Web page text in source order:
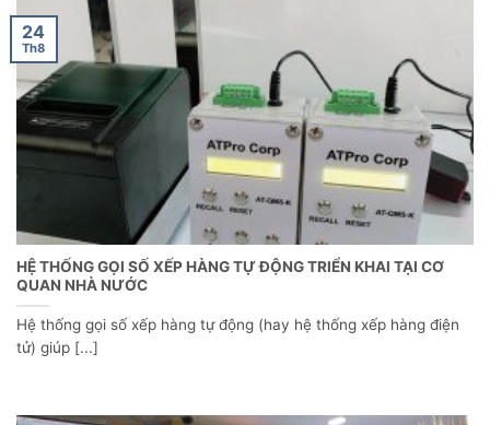
HỆ THỐNG GỌI SỐ XẾP HÀNG TỰ ĐỘNG TRIỂN KHAI TẠI CƠ
QUAN NHÀ NƯỚC
Hệ thống gọi số xếp hàng tự động (hay hệ thống xếp hàng điện
tử) giúp [...]
24
Th8